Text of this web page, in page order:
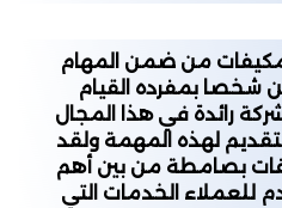
من ضمن المهام
شخصا بمفرده القيام
رائدة في هذا المجال
لهذه المهمة ولقد
بصامطة من بين أهم
للعملاء الخدمات التي